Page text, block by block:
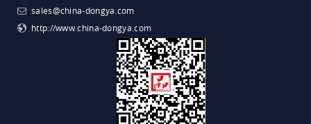
sales@china-dongya.com
http://www.china-dongya.com